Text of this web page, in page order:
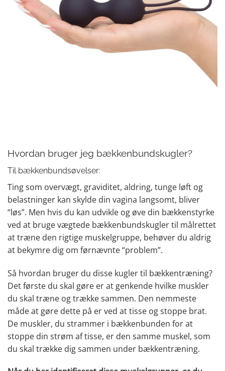
Hvordan bruger jeg bækkenbundskugler?
Til bækkenbundsøvelser:
Ting som overvægt, graviditet, aldring, tunge løft og
belastninger kan skylde din vagina langsomt, bliver
“løs”. Men hvis du kan udvikle og øve din bækkenstyrke
ved at bruge vægtede bækkenbundskugler til målrettet
at træne den rigtige muskelgruppe, behøver du aldrig
at bekymre dig om førnævnte “problem”.
Så hvordan bruger du disse kugler til bækkentræning?
Det første du skal gøre er at genkende hvilke muskler
du skal træne og trække sammen. Den nemmeste
måde at gøre dette på er ved at tisse og stoppe brat.
De muskler, du strammer i bækkenbunden for at
stoppe din strøm af tisse, er den samme muskel, som
du skal trække dig sammen under bækkentræning.